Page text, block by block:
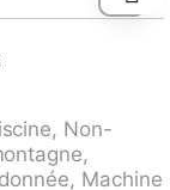
m de la rivière,
commun:
20.Jun. -
intérieures.
de
Non-
Machine